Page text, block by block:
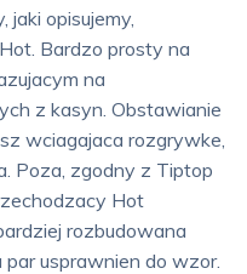
opisujemy,
Bardzo prosty na
na
z kasyn. Obstawianie
wciagajaca rozgrywke,
Poza, zgodny z Tiptop
Hot
rozbudowana
usprawnien do wzor.